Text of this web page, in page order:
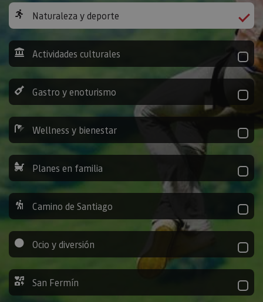
Naturaleza y deporte
Actividades culturales
Gastro y enoturismo
Wellness y bienestar
Planes en familia
Camino de Santiago
Ocio y diversión
San Fermín